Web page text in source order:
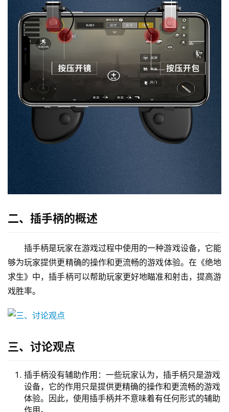
二、插手柄的概述
插手柄是玩家在游戏过程中使用的一种游戏设备，它能
够为玩家提供更精确的操作和更流畅的游戏体验。在《绝地
求生》中，插手柄可以帮助玩家更好地瞄准和射击，提高游
戏胜率。
三、讨论观点
插手柄没有辅助作用：一些玩家认为，插手柄只是游戏
设备，它的作用只是提供更精确的操作和更流畅的游戏
体验。因此，使用插手柄并不意味着有任何形式的辅助